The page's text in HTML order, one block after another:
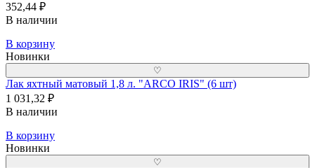
352,44 ₽
В наличии
В корзину
Новинки
♡
Лак яхтный матовый 1,8 л. "ARCO IRIS" (6 шт)
1 031,32 ₽
В наличии
В корзину
Новинки
♡